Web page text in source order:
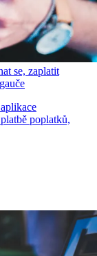
se, zaplatit
poplatků,